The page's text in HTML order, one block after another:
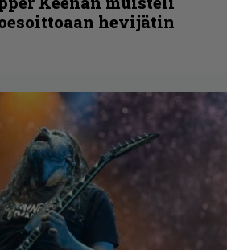
hevijätin